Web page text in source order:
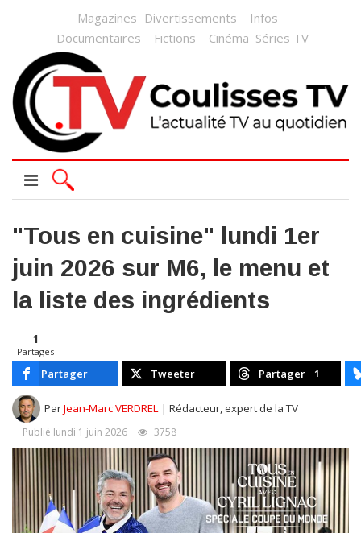
Magazines Divertissements
Infos
Documentaires
Fictions Cinéma Séries TV
"Tous en cuisine" lundi 1er
juin 2026 sur M6, le menu et
la liste des ingrédients
1
Partages
Partager Tweeter Partager 1
ParJean-Marc VERDREL | Rédacteur, expert de la TV
Publié lundi 1 juin 2026 3758